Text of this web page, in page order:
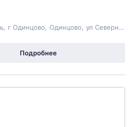
г Одинцово Одинцово ул Северная
Подробнее